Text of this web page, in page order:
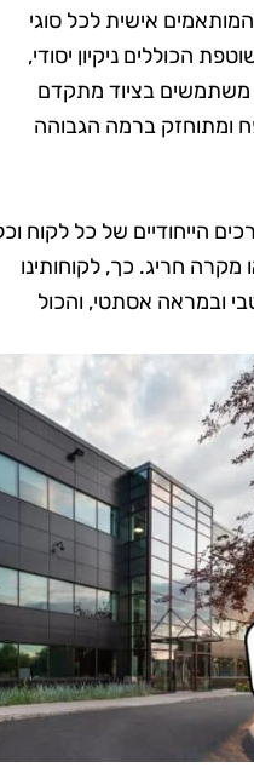
אישית לכל סוגי
הכוללים ניקיון יסודי,
משתמשים בציוד מתקדם
ומתוחזק ברמה הגבוהה
הייחודיים של כל לקוח
מקרה חריג. כך, לקוחותינו
ובמראה אסתטי, והכול